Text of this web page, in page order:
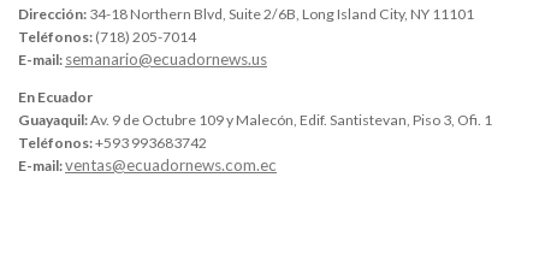
Dirección: 34-18 Northern Blvd, Suite 2/6B, Long Island City, NY 11101
Teléfonos: (718) 205-7014
E-mail: semanario@ecuadornews.us
En Ecuador
Guayaquil:Av. 9 de Octubre 109 y Malecón, Edif. Santistevan, Piso 3, Ofi. 1
Teléfonos:+593 993683742
E-mail:ventas@ecuadornews.com.ec